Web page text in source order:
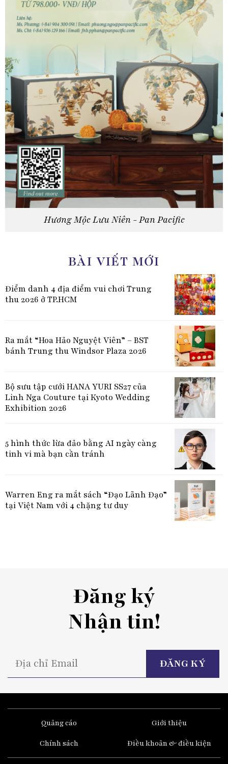
Hương Mộc Lưu Niên - Pan Pacific
BÀI VIẾT MỚI
Điểm danh 4 địa điểm vui chơi Trung
thu 2026 ở TP.HCM
Ra mắt “Hoa Hảo Nguyệt Viên” – BST
bánh Trung thu Windsor Plaza 2026
Bộ sưu tập cưới HANA YURI SS27 của
Linh Nga Couture tại Kyoto Wedding
Exhibition 2026
5 hình thức lừa đảo bằng AI ngày càng
tinh vi mà bạn cần tránh
Warren Eng ra mắt sách “Đạo Lãnh Đạo”
tại Việt Nam với 4 chặng tư duy
Đăng ký
Nhận tin!
Quảng cáo Giới thiệu
Chính sách Điều khoản & điều kiện